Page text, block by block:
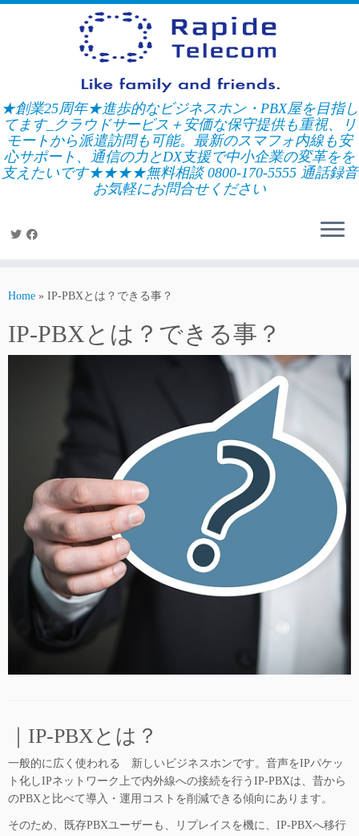
Skip
★創業25周年★進歩的なビジネスホン・PBX屋を目指し
てます_クラウドサービス＋安価な保守提供も重視、リ
モートから派遣訪問も可能。最新のスマフォ内線も安
心サポート、通信の力とDX支援で中小企業の変革をを
支えたいです★★★★無料相談 0800-170-5555 通話録音
お気軽にお問合せください
Home » IP-PBXとは？できる事？
IP-PBXとは？できる事？
｜IP-PBXとは？
一般的に広く使われる 新しいビジネスホンです。音声をIPパケッ
ト化しIPネットワーク上で内外線への接続を行うIP-PBXは、昔から
のPBXと比べて導入・運用コストを削減できる傾向にあります。
そのため、既存PBXユーザーも、リプレイスを機に、IP-PBXへ移行